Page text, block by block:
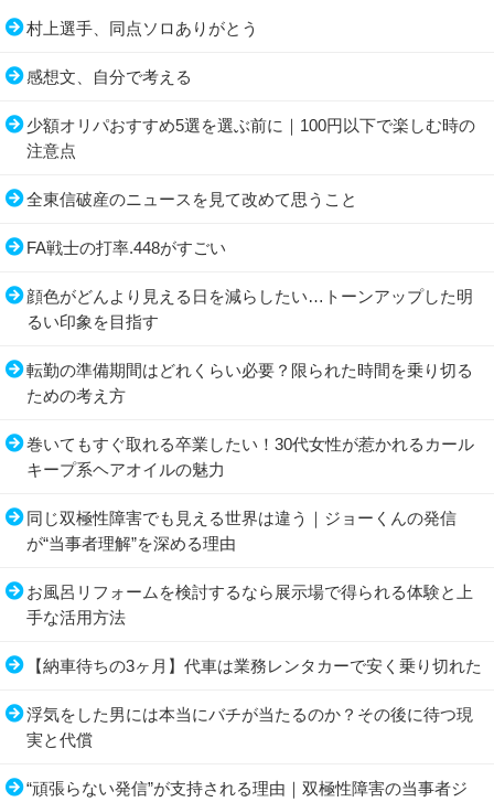
村上選手、同点ソロありがとう
感想文、自分で考える
少額オリパおすすめ5選を選ぶ前に｜100円以下で楽しむ時の
注意点
全東信破産のニュースを見て改めて思うこと
FA戦士の打率.448がすごい
顔色がどんより見える日を減らしたい…トーンアップした明
るい印象を目指す
転勤の準備期間はどれくらい必要？限られた時間を乗り切る
ための考え方
巻いてもすぐ取れる卒業したい！30代女性が惹かれるカール
キープ系ヘアオイルの魅力
同じ双極性障害でも見える世界は違う｜ジョーくんの発信
が“当事者理解”を深める理由
お風呂リフォームを検討するなら展示場で得られる体験と上
手な活用方法
【納車待ちの3ヶ月】代車は業務レンタカーで安く乗り切れた
浮気をした男には本当にバチが当たるのか？その後に待つ現
実と代償
“頑張らない発信”が支持される理由｜双極性障害の当事者ジ